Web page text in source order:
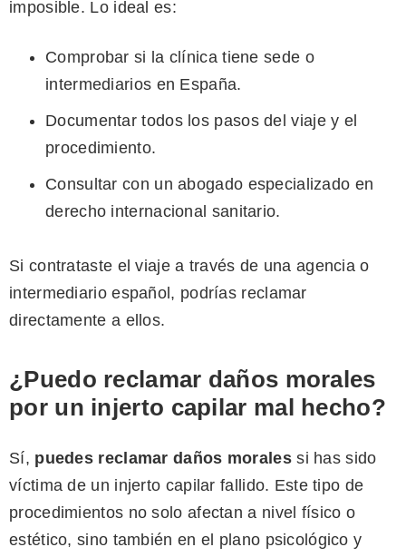
imposible. Lo ideal es:
Comprobar si la clínica tiene sede o
intermediarios en España.
Documentar todos los pasos del viaje y el
procedimiento.
Consultar con un abogado especializado en
derecho internacional sanitario.
Si contrataste el viaje a través de una agencia o
intermediario español, podrías reclamar
directamente a ellos.
¿Puedo reclamar daños morales
por un injerto capilar mal hecho?
Sí, puedes reclamar daños moralessi has sido
víctima de un injerto capilar fallido. Este tipo de
procedimientos no solo afectan a nivel físico o
estético, sino también en el plano psicológico y